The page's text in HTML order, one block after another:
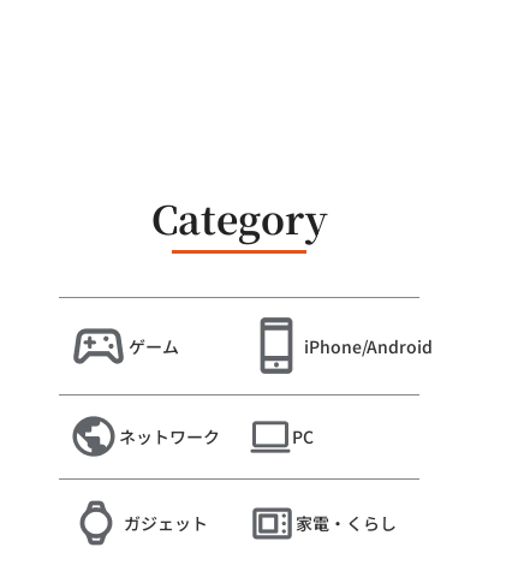
Category
ゲーム iPhone/Android
ネットワーク PC
ガジェット 家電・くらし